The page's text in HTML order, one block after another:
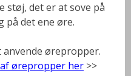
støj, det er at sove på
på det ene øre.
ørepropper.
ørepropper her >>